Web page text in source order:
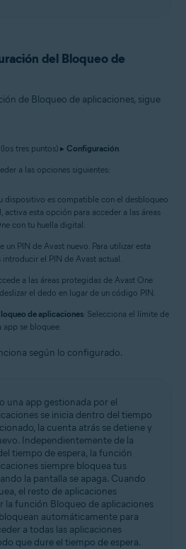
del Bloqueo de
de Bloqueo de aplicaciones, sigue
tres puntos) ▸ Configuración.
a las opciones siguientes:
dispositivo es compatible con el desbloqueo
activa esta opción para acceder a las áreas
con tu huella digital.
un PIN de Avast nuevo. Para utilizar esta
el PIN de Avast actual.
a las áreas protegidas de Avast One
el dedo en lugar de un código PIN.
de aplicaciones: Selecciona el límite de
app se bloquee.
según lo configurado.
una app gestionada por el
se inicia dentro del tiempo
la cuenta atrás se detiene y
Independientemente de la
tiempo de espera, la función
siempre bloquea tus
la pantalla se apaga. Cuando
el resto de aplicaciones
la función Bloqueo de aplicaciones
automáticamente para
a todas las aplicaciones
que dure el tiempo de espera.